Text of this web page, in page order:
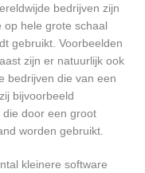
bedrijven zijn
hele grote schaal
gebruikt. Voorbeelden
zijn er natuurlijk ook
bedrijven die van een
bijvoorbeeld
die door een groot
worden gebruikt.
kleinere software